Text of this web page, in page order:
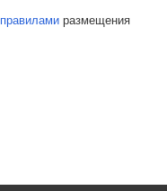
правилами размещения